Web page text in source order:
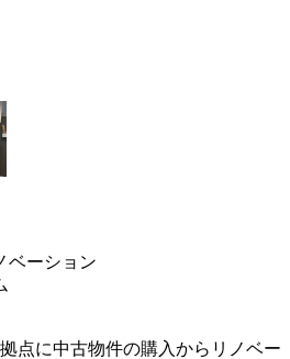
ベーション
点に中古物件の購入からリノベー